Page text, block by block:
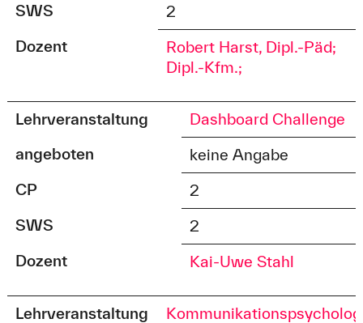
SWS
2
Dozent
Robert Harst, Dipl.-Päd;
Dipl.-Kfm.;
Lehrveranstaltung
Dashboard Challenge
angeboten
keine Angabe
CP
2
SWS
2
Dozent
Kai-Uwe Stahl
Lehrveranstaltung